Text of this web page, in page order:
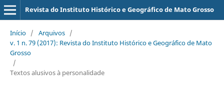
Revista do Instituto Histórico e Geográfico de Mato Grosso
Início / Arquivos /
v. 1 n. 79 (2017): Revista do Instituto Histórico e Geográfico de Mato
Grosso
/
Textos alusivos à personalidade